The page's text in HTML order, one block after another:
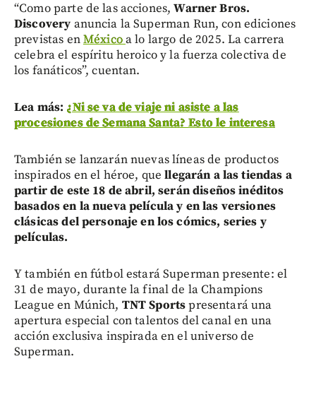
“Como parte de las acciones,Warner Bros.
Discovery anuncia la Superman Run, con ediciones
previstas enMéxicoa lo largo de 2025. La carrera
celebra el espíritu heroico y la fuerza colectiva de
los fanáticos”, cuentan.
Lea más: ¿Ni se va de viaje ni asiste a las
procesiones de Semana Santa? Esto le interesa
También se lanzarán nuevas líneas de productos
inspirados en el héroe, quellegarán a las tiendas a
partir de este 18 de abril, serán diseños inéditos
basados en la nueva película y en las versiones
clásicas del personaje en los cómics, series y
películas.
Y también en fútbol estará Superman presente: el
31 de mayo, durante la final de la Champions
League en Múnich, TNT Sportspresentará una
apertura especial con talentos del canal en una
acción exclusiva inspirada en el universo de
Superman.